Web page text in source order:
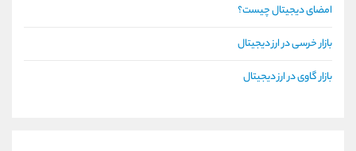
امضای دیجیتال چیست؟
بازار خرسی در ارز دیجیتال
بازار گاوی در ارز دیجیتال